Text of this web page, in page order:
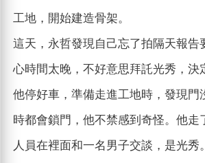
工地，開始建造骨架。
這天，永哲發現自己忘了拍隔天報告
心時間太晚，不好意思拜託光秀，決
他停好車，準備走進工地時，發現門
時都會鎖門，他不禁感到奇怪。他走
人員在裡面和一名男子交談，是光秀